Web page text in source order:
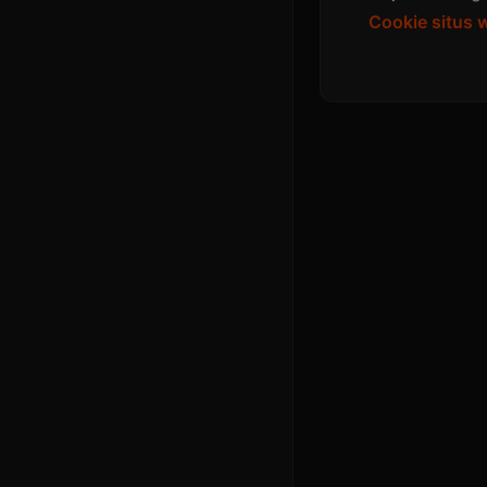
Cookie situs